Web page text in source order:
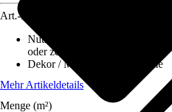
Art.-Nr.
Nutzungsklasse
31 -
oder zeitweiser Nutzung
Dekor / Muster
Landhausdiele
Mehr Artikeldetails
Menge (m²)